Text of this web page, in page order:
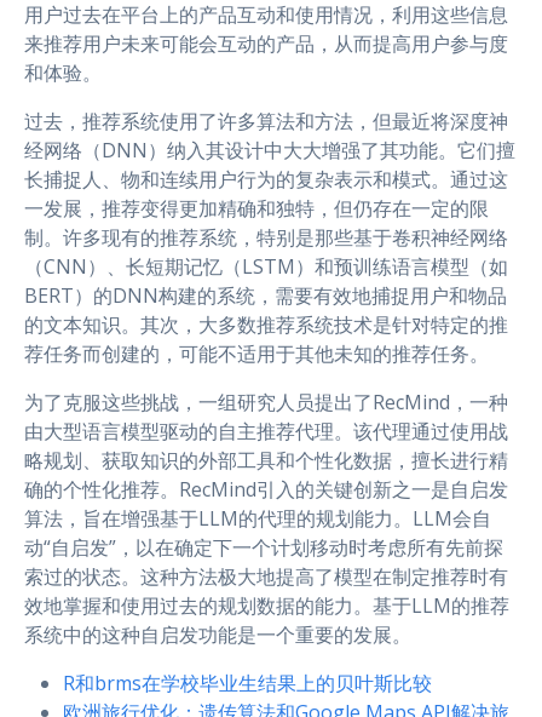
用户过去在平台上的产品互动和使用情况，利用这些信息
来推荐用户未来可能会互动的产品，从而提高用户参与度
和体验。
过去，推荐系统使用了许多算法和方法，但最近将深度神
经网络（DNN）纳入其设计中大大增强了其功能。它们擅
长捕捉人、物和连续用户行为的复杂表示和模式。通过这
一发展，推荐变得更加精确和独特，但仍存在一定的限
制。许多现有的推荐系统，特别是那些基于卷积神经网络
（CNN）、长短期记忆（LSTM）和预训练语言模型（如
BERT）的DNN构建的系统，需要有效地捕捉用户和物品
的文本知识。其次，大多数推荐系统技术是针对特定的推
荐任务而创建的，可能不适用于其他未知的推荐任务。
为了克服这些挑战，一组研究人员提出了RecMind，一种
由大型语言模型驱动的自主推荐代理。该代理通过使用战
略规划、获取知识的外部工具和个性化数据，擅长进行精
确的个性化推荐。RecMind引入的关键创新之一是自启发
算法，旨在增强基于LLM的代理的规划能力。LLM会自
动“自启发”，以在确定下一个计划移动时考虑所有先前探
索过的状态。这种方法极大地提高了模型在制定推荐时有
效地掌握和使用过去的规划数据的能力。基于LLM的推荐
系统中的这种自启发功能是一个重要的发展。
R和brms在学校毕业生结果上的贝叶斯比较